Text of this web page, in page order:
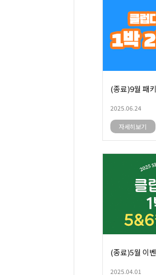
(종료)9월 패
2025.06.24
자세히보기
(종료)5월 이
2025.04.01